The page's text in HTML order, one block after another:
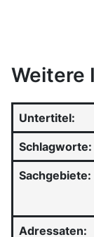
Weitere
Untertitel:
Schlagworte:
Sachgebiete:
Adressaten: